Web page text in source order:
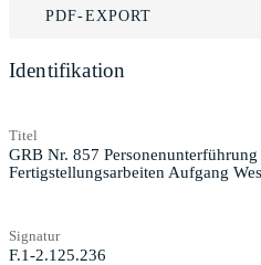
PDF-EXPORT
Identifikation
Titel
GRB Nr. 857
Fertigstellungsarbeiten Aufgang
Signatur
F.1-2.125.236